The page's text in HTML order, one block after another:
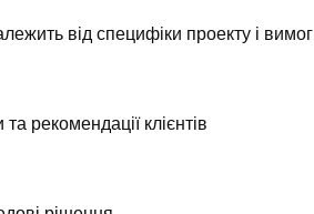
від специфіки проекту і вимог
та рекомендації клієнтів